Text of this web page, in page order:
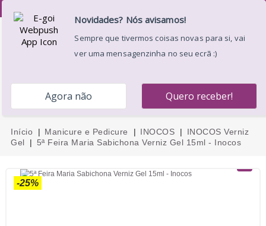
Entrar
0
Carrinho
Início Manicure e Pedicure INOCOS
INOCOS Verniz
Gel
5ª Feira Maria Sabichona Verniz Gel 15ml - Inocos
-25%